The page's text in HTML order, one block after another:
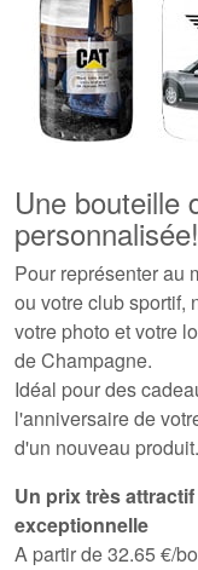
Une bouteille
personnalisée!
Pour représenter au
ou votre club sportif,
votre photo et votre
de Champagne.
Idéal pour des
l'anniversaire de
d'un nouveau
Un prix très
exceptionnelle
A partir de 32.65 €/